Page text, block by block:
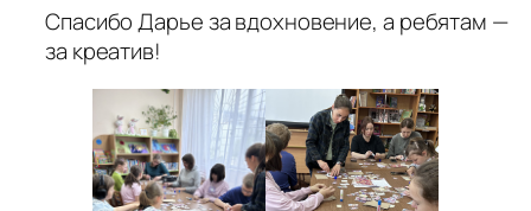
Спасибо Дарье за вдохновение, а ребятам —
за креатив!